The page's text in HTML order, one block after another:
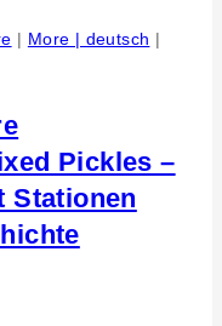
| More | deutsch |
Pickles –
Stationen